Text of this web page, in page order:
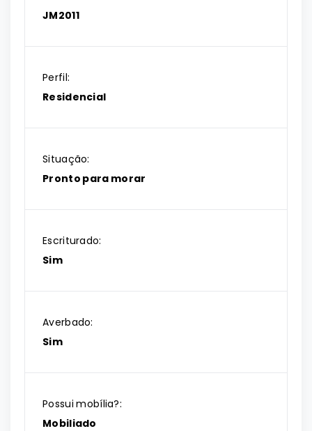
JM2011
Perfil:
Residencial
Situação:
Pronto para morar
Escriturado:
Sim
Averbado:
Sim
Possui mobília?:
Mobiliado